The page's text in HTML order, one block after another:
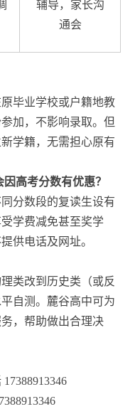
辅导，家长沟
通会
毕业学校或户籍地教
加，不影响录取。但
学籍，无需担心原有
高考分数有优惠？
分数段的复读生设有
学费减免甚至奖学
供电话及网址。
类改到历史类（或反
自测。麓谷高中可为
，帮助做出合理决